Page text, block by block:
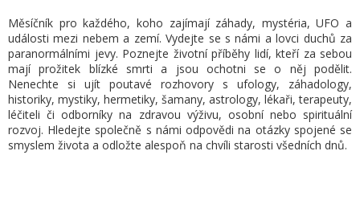
Měsíčník pro každého, koho zajímají záhady, mystéria, UFO a
události mezi nebem a zemí. Vydejte se s námi a lovci duchů za
paranormálními jevy. Poznejte životní příběhy lidí, kteří za sebou
mají prožitek blízké smrti a jsou ochotni se o něj podělit.
Nenechte si ujít poutavé rozhovory s ufology, záhadology,
historiky, mystiky, hermetiky, šamany, astrology, lékaři, terapeuty,
léčiteli či odborníky na zdravou výživu, osobní nebo spirituální
rozvoj. Hledejte společně s námi odpovědi na otázky spojené se
smyslem života a odložte alespoň na chvíli starosti všedních dnů.